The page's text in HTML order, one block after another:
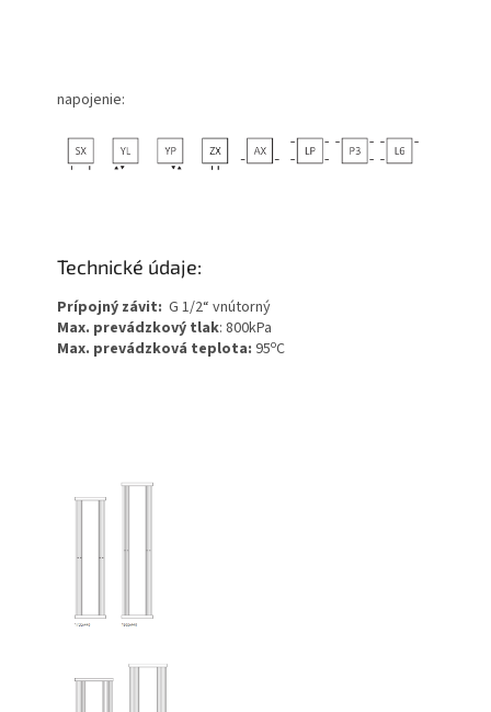
napojenie:
Technické údaje:
Prípojný závit: G 1/2“ vnútorný
Max. prevádzkový tlak: 800kPa
Max. prevádzková teplota: 95oC